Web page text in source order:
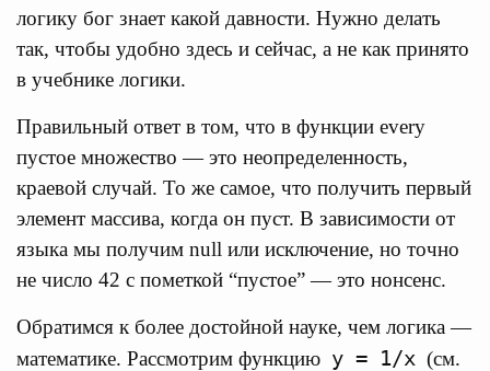
логику бог знает какой давности. Нужно делать
так, чтобы удобно здесь и сейчас, а не как принято
в учебнике логики.
Правильный ответ в том, что в функции every
пустое множество — это неопределенность,
краевой случай. То же самое, что получить первый
элемент массива, когда он пуст. В зависимости от
языка мы получим null или исключение, но точно
не число 42 с пометкой “пустое” — это нонсенс.
Обратимся к более достойной науке, чем логика —
математике. Рассмотрим функцию y = 1/x (см.